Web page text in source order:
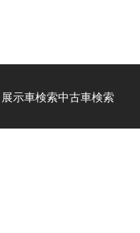
示車検索中古車検索